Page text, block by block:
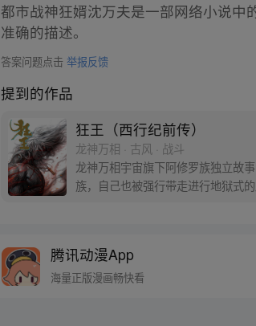
都市战神狂婿沈万夫是一部网络小说中
准确的描述。
答案问题点击举报反馈
提到的作品
狂王（西行纪前传）
龙神万相 · 古风 · 战斗
龙神万相宇宙旗下阿修罗族独立故
族，自己也被强行带走进行地狱式
腾讯动漫App
海量正版漫画畅快看